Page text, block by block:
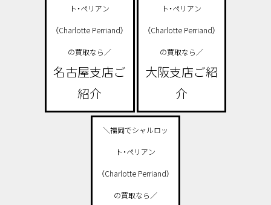
ト・ペリアン
（Charlotte Perriand）
の買取なら／
名古屋支店ご
紹介
ト・ペリアン
（Charlotte Perriand）
の買取なら／
大阪支店ご紹
介
＼福岡でシャルロッ
ト・ペリアン
（Charlotte Perriand）
の買取なら／